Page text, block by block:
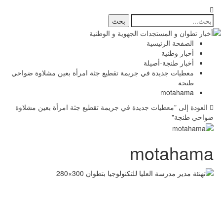
الصفحة الرئيسية
أخبار وطنية
أخبار طنجة-أصيلة
معطيات جديدة في جريمة تقطيع جثة امرأة بعين مشلاوة ضواحي
طنجة
motahama
العودة إلى "معطيات جديدة في جريمة تقطيع جثة امرأة بعين مشلاوة
ضواحي طنجة"
motahama